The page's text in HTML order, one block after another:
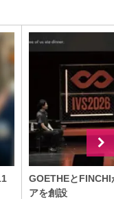
GOETHEと
アを創設